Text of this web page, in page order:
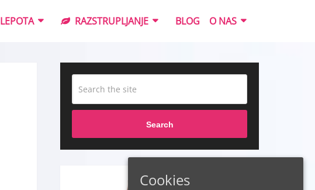
LEPOTA RAZSTRUPLJANJE BLOG O NAS
Search
Cookies